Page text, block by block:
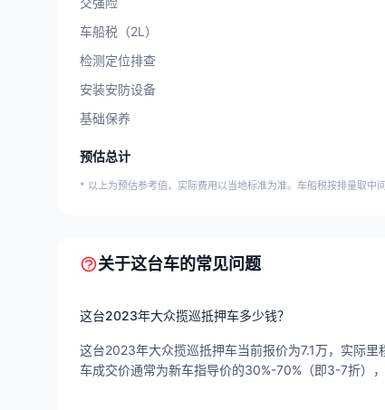
车船税（2L）
检测定位排查
安装安防设备
基础保养
预估总计
* 以上为预估参考值，实际费用以当地标准为准。车船税按排量取中间
关于这台车的常见问题
这台2023年大众揽巡抵押车多少钱？
这台2023年大众揽巡抵押车当前报价为7.1万，实际
车成交价通常为新车指导价的30%-70%（即3-7折）